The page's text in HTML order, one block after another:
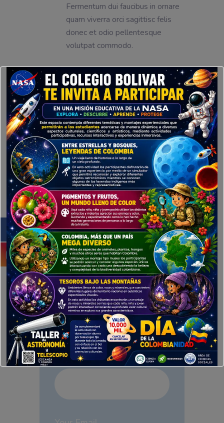
Fermentum dui faucibus in ornare
quam viverra orci sagittisc felis
donec et odio pellentesque
volutpat commodo.
Tags:
Nursery Pre-Primary
Share:
Leave a Reply
Your email address will not be
published.
Required fields are marked*
Your Name